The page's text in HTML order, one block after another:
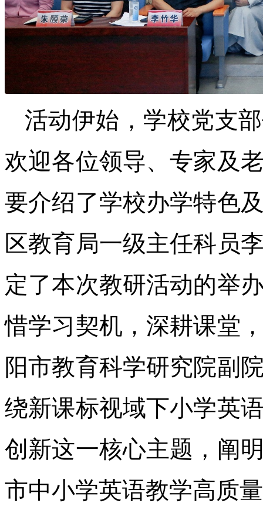
活动伊始，学校党支
欢迎各位领导、专家及
要介绍了学校办学特色
区教育局一级主任科员
定了本次教研活动的举
惜学习契机，深耕课堂
阳市教育科学研究院副
绕新课标视域下小学英
创新这一核心主题，阐
市中小学英语教学高质